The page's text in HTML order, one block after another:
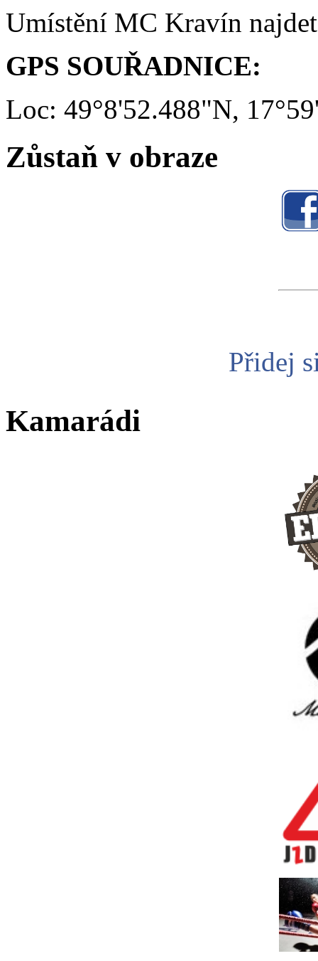
Umístění MC Kravín
GPS SOUŘADNICE:
Loc: 49°8'52.488"N,
Zůstaň v obraze
Přidej
Kamarádi